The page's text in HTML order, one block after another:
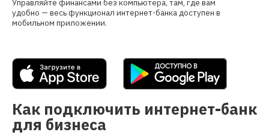
Управляйте финансами без компьютера, там, где вам
удобно — весь функционал интернет-банка доступен в
мобильном приложении.
Как подключить интернет-банк
для бизнеса